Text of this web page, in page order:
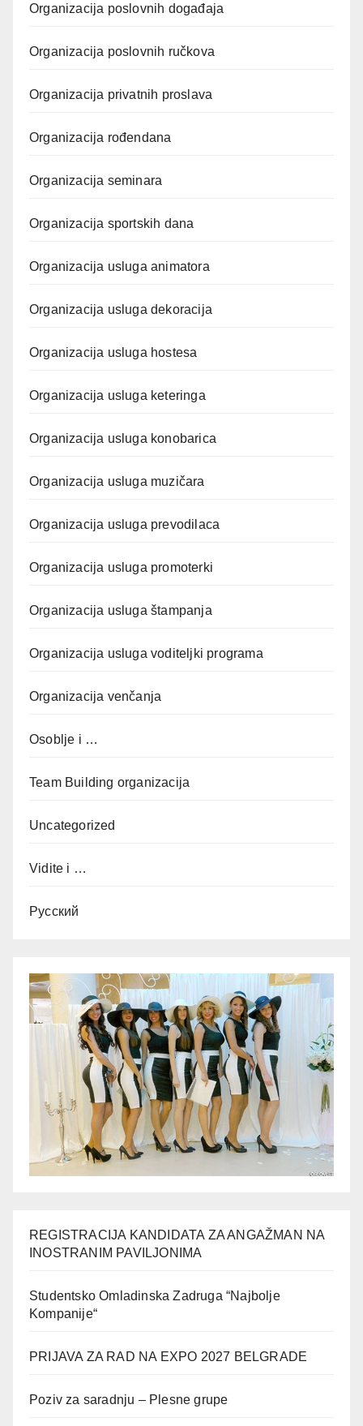
Organizacija poslovnih događaja
Organizacija poslovnih ručkova
Organizacija privatnih proslava
Organizacija rođendana
Organizacija seminara
Organizacija sportskih dana
Organizacija usluga animatora
Organizacija usluga dekoracija
Organizacija usluga hostesa
Organizacija usluga keteringa
Organizacija usluga konobarica
Organizacija usluga muzičara
Organizacija usluga prevodilaca
Organizacija usluga promoterki
Organizacija usluga štampanja
Organizacija usluga voditeljki programa
Organizacija venčanja
Osoblje i …
Team Building organizacija
Uncategorized
Vidite i …
Русский
REGISTRACIJA KANDIDATA ZA ANGAŽMAN NA
INOSTRANIM PAVILJONIMA
Studentsko Omladinska Zadruga “Najbolje
Kompanije“
PRIJAVA ZA RAD NA EXPO 2027 BELGRADE
Poziv za saradnju – Plesne grupe